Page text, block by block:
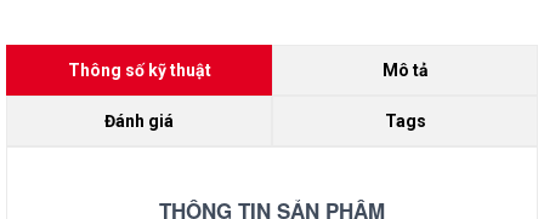
Thông số kỹ thuật Mô tả
Đánh giá Tags
THÔNG TIN SẢN PHẨM